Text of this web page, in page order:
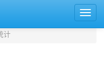
计